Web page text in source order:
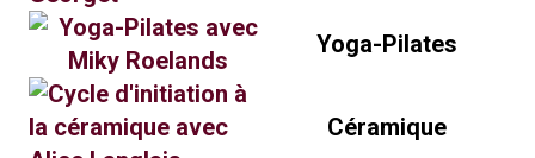
Yoga-Pilates
Céramique